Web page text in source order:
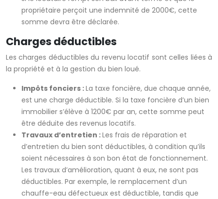
propriétaire perçoit une indemnité de 2000€, cette
somme devra être déclarée.
Charges déductibles
Les charges déductibles du revenu locatif sont celles liées à
la propriété et à la gestion du bien loué.
Impôts fonciers :La taxe foncière, due chaque année,
est une charge déductible. Si la taxe foncière d’un bien
immobilier s’élève à 1200€ par an, cette somme peut
être déduite des revenus locatifs.
Travaux d’entretien :Les frais de réparation et
d’entretien du bien sont déductibles, à condition qu’ils
soient nécessaires à son bon état de fonctionnement.
Les travaux d’amélioration, quant à eux, ne sont pas
déductibles. Par exemple, le remplacement d’un
chauffe-eau défectueux est déductible, tandis que